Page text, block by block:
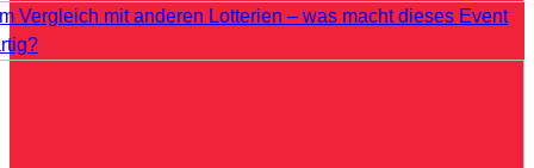
Vergleich mit anderen Lotterien – was macht dieses Event